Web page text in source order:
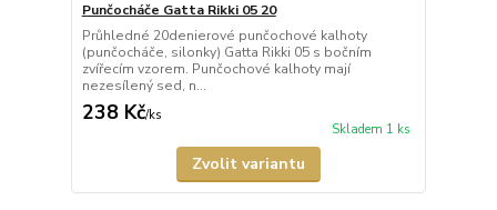
Punčocháče Gatta Rikki 05 20
Průhledné 20denierové punčochové kalhoty
(punčocháče, silonky) Gatta Rikki 05 s bočním
zvířecím vzorem. Punčochové kalhoty mají
nezesílený sed, n...
238 Kč/ks
Skladem 1 ks
Zvolit variantu